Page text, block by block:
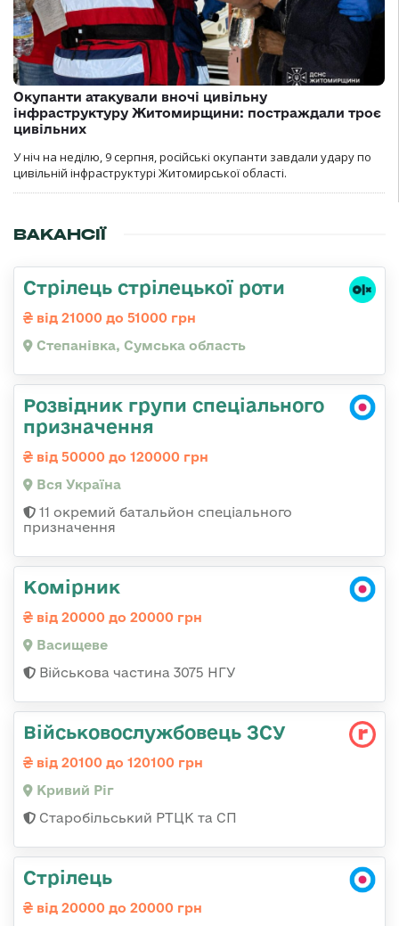
Окупанти атакували вночі цивільну
інфраструктуру Житомирщини: постраждали троє
цивільних
У ніч на неділю, 9 серпня, російські окупанти завдали удару по
цивільній інфраструктурі Житомирської області.
ВАКАНСІЇ
Стрілець стрілецької роти
від 21000 до 51000 грн
Степанівка, Сумська область
Розвідник групи спеціального
призначення
від 50000 до 120000 грн
Вся Україна
11 окремий батальйон спеціального
призначення
Комірник
від 20000 до 20000 грн
Васищеве
Військова частина 3075 НГУ
Військовослужбовець ЗСУ
від 20100 до 120100 грн
Кривий Ріг
Старобільський РТЦК та СП
Стрілець
від 20000 до 20000 грн